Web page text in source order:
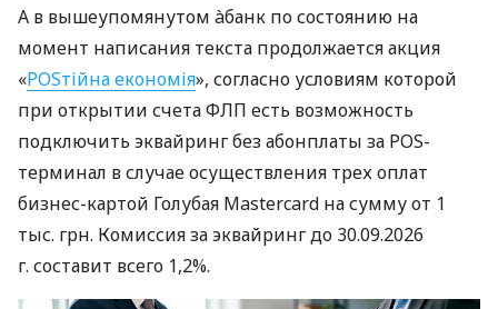
А в вышеупомянутом àбанк по состоянию на
момент написания текста продолжается акция
«POSтійна економія», согласно условиям которой
при открытии счета ФЛП есть возможность
подключить эквайринг без абонплаты за POS-
терминал в случае осуществления трех оплат
бизнес-картой Голубая Mastercard на сумму от 1
тыс. грн. Комиссия за эквайринг до 30.09.2026
г. составит всего 1,2%.